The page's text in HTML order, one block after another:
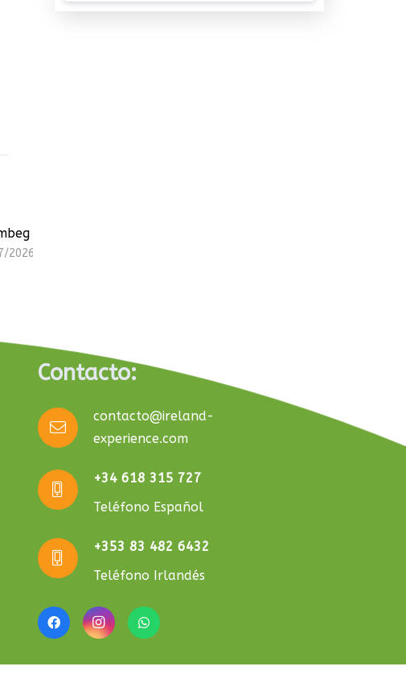
Contacto:
contacto@ireland-
experience.com
+34 618 315 727
Teléfono Español
+353 83 482 6432
Teléfono Irlandés